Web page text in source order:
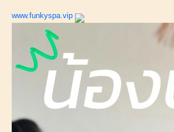
www.funkyspa.vip